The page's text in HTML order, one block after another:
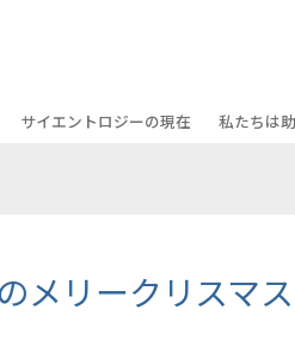
す
ニゼーション
･ランド･ベース
サイエントロジーの現在
デビッド･ミスキャベッジ氏—
Scientologyの教会指導者
私たちは
クリミノン
メリークリスマ